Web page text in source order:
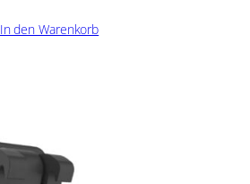
In den Warenkorb